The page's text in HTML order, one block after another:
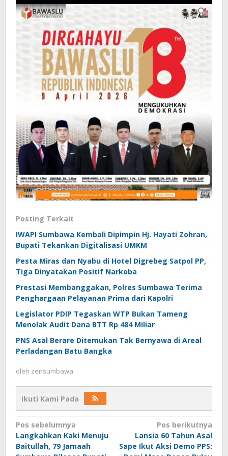
Posting Terkait
IWAPI Sumbawa Kembali Dipimpin Hj. Hayati Zohran,
Bupati Tekankan Digitalisasi UMKM
Pesta Miras dan Nyabu di Hotel Digrebeg Satpol PP,
Tiga Dinyatakan Positif Narkoba
Prestasi Membanggakan, Polres Sumbawa Terima
Penghargaan Pelayanan Prima dari Kapolri
Legislator PDIP Tegaskan WTP Bukan Tameng
Menolak Audit Dana BTT Rp 484 Miliar
PNS Asal Berare Ditemukan Tak Bernyawa di Areal
Perladangan Batu Bangka
oleh zensumbawa
Ikuti Kami Pada
Navigasi
pos
Pos sebelumnya
Langkahkan Kaki Menuju
Baitullah, 79 Jamaah
Pos berikutnya
Lansia 60 Tahun Asal
Sape Ikut Aksi Demo PPS: